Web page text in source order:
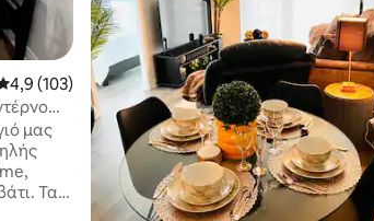
βαθμολογία: 4,9 στα 5, 103 κριτικές
4,9 (103)
μας
Τα